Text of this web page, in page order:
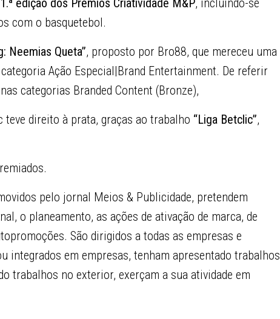
edição dos Prémios Criatividade M&P, incluindo-se
com o basquetebol.
Neemias Queta”, proposto por Bro88, que mereceu uma
Ação Especial|Brand Entertainment. De referir
categorias Branded Content (Bronze),
teve direito à prata, graças ao trabalho “Liga Betclic”,
pelo jornal Meios & Publicidade, pretendem
o planeamento, as ações de ativação de marca, de
São dirigidos a todas as empresas e
integrados em empresas, tenham apresentado trabalhos
trabalhos no exterior, exerçam a sua atividade em